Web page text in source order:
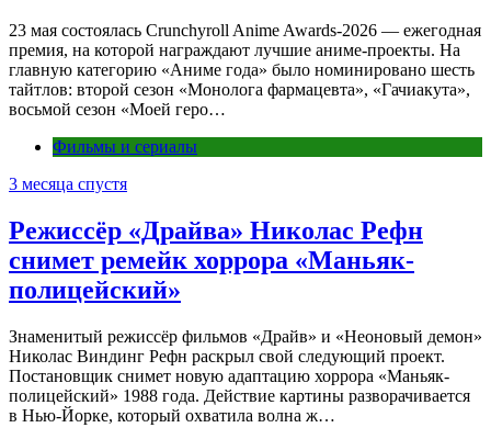
23 мая состоялась Crunchyroll Anime Awards-2026 — ежегодная
премия, на которой награждают лучшие аниме-проекты. На
главную категорию «Аниме года» было номинировано шесть
тайтлов: второй сезон «Монолога фармацевта», «Гачиакута»,
восьмой сезон «Моей геро…
Фильмы и сериалы
3 месяца спустя
Режиссёр «Драйва» Николас Рефн
снимет ремейк хоррора «Маньяк-
полицейский»
Знаменитый режиссёр фильмов «Драйв» и «Неоновый демон»
Николас Виндинг Рефн раскрыл свой следующий проект.
Постановщик снимет новую адаптацию хоррора «Маньяк-
полицейский» 1988 года. Действие картины разворачивается
в Нью-Йорке, который охватила волна ж…